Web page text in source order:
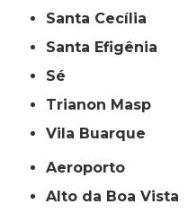
Santa Cecília
Santa Efigênia
Sé
Trianon Masp
Vila Buarque
Aeroporto
Alto da Boa Vista